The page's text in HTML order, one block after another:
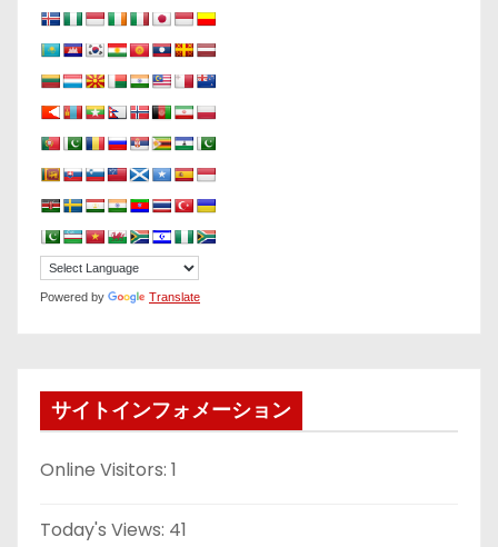
Powered by Translate
サイトインフォメーション
Online Visitors: 1
Today's Views: 41